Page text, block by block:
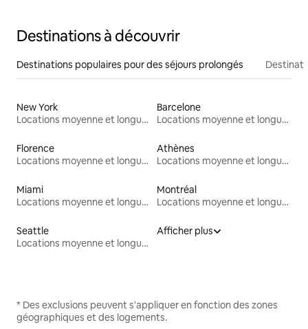
Destinations à découvrir
Destinations populaires pour des séjours prolongés
New York
Locations moyenne et longue durée
Barcelone
Locations moyenne et longue durée
Florence
Locations moyenne et longue durée
Athènes
Locations moyenne et longue durée
Miami
Locations moyenne et longue durée
Montréal
Locations moyenne et longue durée
Seattle
Locations moyenne et longue durée
Afficher plus
* Des exclusions peuvent s'appliquer en fonction des zones
géographiques et des logements.